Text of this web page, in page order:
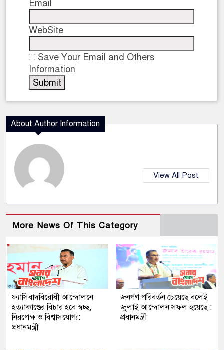
Email
WebSite
Save Your Email and Others
Information
About Author Information
View All Post
More News Of This Category
ফ্যাসিবাদবিরোধী আন্দোলনে
হত্যাকাণ্ডের বিচার হবে স্বচ্ছ,
নিরপেক্ষ ও বিশ্বাসযোগ্য:
প্রধানমন্ত্রী
জনগণ পরিবর্তন চেয়েছে বলেই
জুলাই আন্দোলন সফল হয়েছে :
প্রধানমন্ত্রী